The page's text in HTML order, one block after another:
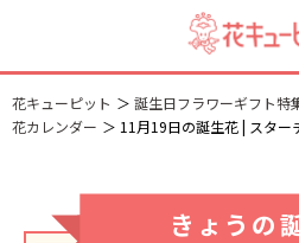
花キューピット 誕生日フラワーギフト特
花カレンダー
11月19日の誕生花 | スター
きょうの